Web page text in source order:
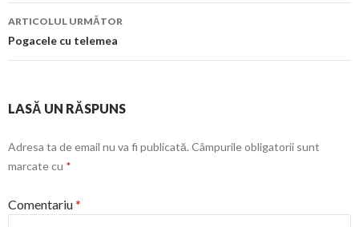
articol
ARTICOLUL URMĂTOR
Pogacele cu telemea
LASĂ UN RĂSPUNS
Adresa ta de email nu va fi publicată. Câmpurile obligatorii sunt
marcate cu *
Comentariu*